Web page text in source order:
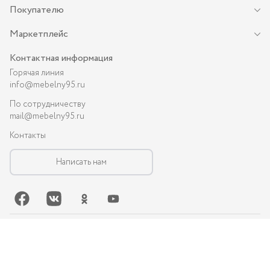
Покупателю
Маркетплейс
Контактная информация
Горячая линия
info@mebelny95.ru
По сотрудничеству
mail@mebelny95.ru
Контакты
Написать нам